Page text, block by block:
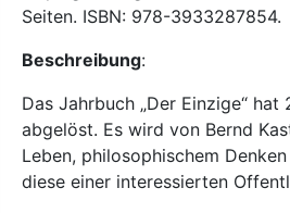
Seiten. ISBN: 978-3933287854.
Beschreibung:
Das Jahrbuch „Der Einzige“
abgelöst. Es wird von Bernd
Leben, philosophischem
diese einer interessierten